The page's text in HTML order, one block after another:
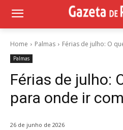
Home Palmas Férias de julho: O
Palmas
Férias de julho:
para onde ir
26 de junho de 2026